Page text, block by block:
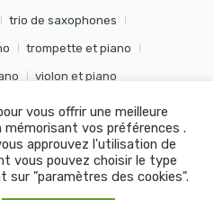
trio de saxophones
trompette et piano
violon et piano
réservés - Conception Khalid
vous offrir une meilleure
mémorisant vos préférences .
approuvez l'utilisation de
vous pouvez choisir le type
sur "paramètres des cookies".